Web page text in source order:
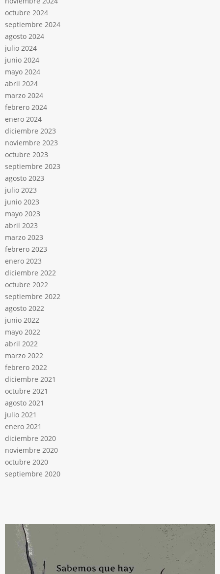
octubre 2024
septiembre 2024
agosto 2024
julio 2024
junio 2024
mayo 2024
abril 2024
marzo 2024
febrero 2024
enero 2024
diciembre 2023
noviembre 2023
octubre 2023
septiembre 2023
agosto 2023
julio 2023
junio 2023
mayo 2023
abril 2023
marzo 2023
febrero 2023
enero 2023
diciembre 2022
octubre 2022
septiembre 2022
agosto 2022
junio 2022
mayo 2022
abril 2022
marzo 2022
febrero 2022
diciembre 2021
octubre 2021
agosto 2021
julio 2021
enero 2021
diciembre 2020
noviembre 2020
octubre 2020
septiembre 2020